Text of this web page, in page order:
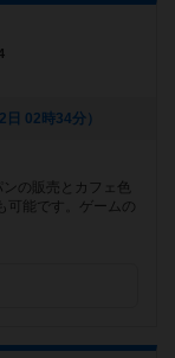
02時34分）
の販売とカフェ色
可能です。ゲームの